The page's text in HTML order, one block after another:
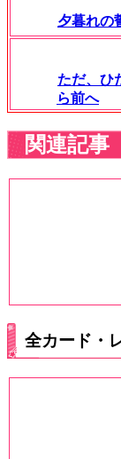
夕暮れの
ただ、ひ
ら前へ
関連記事
全カード・